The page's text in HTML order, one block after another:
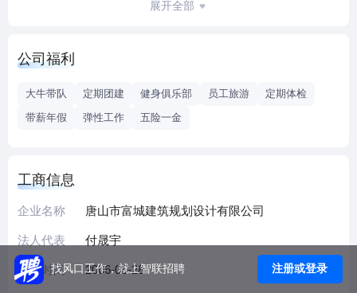
智能化系统设计、照明工程设计，消防设施工程设计；城市
计；工程测量、不动产测绘、地理信息系统工程。为客户提
现拥有自有产权办公场所2000多㎡，员工110多名，设计团队
包括高级工程师、工程师49名，各专业国家级注册师、测绘
计率先实行了矩阵式管理模式，同时运用先进的信息化管理
平台协同设计管理，为项目落地提供了高效的、可靠的全过
展开全部
公司福利
大牛带队 定期团建 健身俱乐部 员工旅游
定期体检
带薪年假
弹性工作 五险一金
工商信息
企业名称 唐山市富城建筑规划设计有限公司
法人代表 付晟宇
成立时间 2006-06-28
找风口工作，就上智联招聘 注册或登录